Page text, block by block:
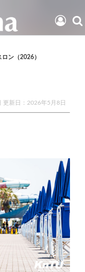
ン（2026）
新日： 2026年5月8日